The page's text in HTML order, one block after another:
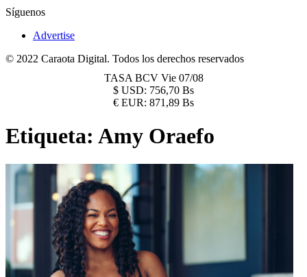
Síguenos
Advertise
© 2022 Caraota Digital. Todos los derechos reservados
TASA BCV Vie 07/08
$ USD: 756,70 Bs
€ EUR: 871,89 Bs
Etiqueta: Amy Oraefo